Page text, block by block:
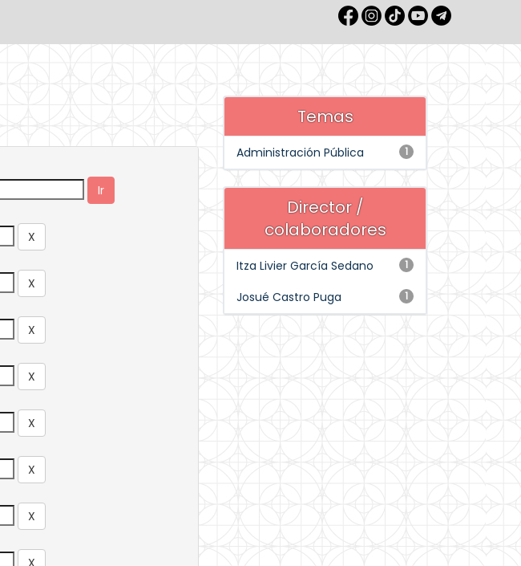
Temas
1
Administración Pública
Director /
colaboradores
1
Itza Livier García Sedano
1
Josué Castro Puga